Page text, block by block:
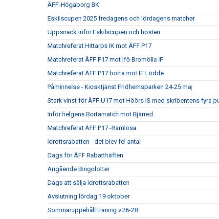
ÄFF-Högaborg BK
Eskilscupen 2025 fredagens och lördagens matcher
Uppsnack inför Eskilscupen och hösten
Matchreferat Hittarps IK mot ÄFF P17
Matchreferat ÄFF P17 mot Ifö Bromölla IF
Matchreferat ÄFF P17 borta mot IF Lödde
Påminnelse - Kiosktjänst Fridhemsparken 24-25 maj
Stark vinst för ÄFF U17 mot Höörs IS med skribentens fyra
Inför helgens Bortamatch mot Bjärred.
Matchreferat ÄFF P17 -Ramlösa
Idrottsrabatten - det blev fel antal
Dags för ÄFF Rabatthäften
Angående Bingolotter
Dags att sälja Idrottsrabatten
Avslutning lördag 19 oktober
Sommaruppehåll träning v.26-28